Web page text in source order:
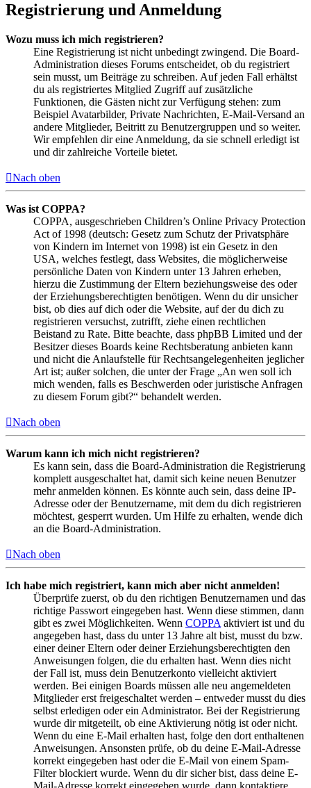
Registrierung und Anmeldung
Wozu muss ich mich registrieren?
Eine Registrierung ist nicht unbedingt zwingend. Die Board-
Administration dieses Forums entscheidet, ob du registriert
sein musst, um Beiträge zu schreiben. Auf jeden Fall erhältst
du als registriertes Mitglied Zugriff auf zusätzliche
Funktionen, die Gästen nicht zur Verfügung stehen: zum
Beispiel Avatarbilder, Private Nachrichten, E-Mail-Versand an
andere Mitglieder, Beitritt zu Benutzergruppen und so weiter.
Wir empfehlen dir eine Anmeldung, da sie schnell erledigt ist
und dir zahlreiche Vorteile bietet.
Nach oben
Was ist COPPA?
COPPA, ausgeschrieben Children’s Online Privacy Protection
Act of 1998 (deutsch: Gesetz zum Schutz der Privatsphäre
von Kindern im Internet von 1998) ist ein Gesetz in den
USA, welches festlegt, dass Websites, die möglicherweise
persönliche Daten von Kindern unter 13 Jahren erheben,
hierzu die Zustimmung der Eltern beziehungsweise des oder
der Erziehungsberechtigten benötigen. Wenn du dir unsicher
bist, ob dies auf dich oder die Website, auf der du dich zu
registrieren versuchst, zutrifft, ziehe einen rechtlichen
Beistand zu Rate. Bitte beachte, dass phpBB Limited und der
Besitzer dieses Boards keine Rechtsberatung anbieten kann
und nicht die Anlaufstelle für Rechtsangelegenheiten jeglicher
Art ist; außer solchen, die unter der Frage „An wen soll ich
mich wenden, falls es Beschwerden oder juristische Anfragen
zu diesem Forum gibt?“ behandelt werden.
Nach oben
Warum kann ich mich nicht registrieren?
Es kann sein, dass die Board-Administration die Registrierung
komplett ausgeschaltet hat, damit sich keine neuen Benutzer
mehr anmelden können. Es könnte auch sein, dass deine IP-
Adresse oder der Benutzername, mit dem du dich registrieren
möchtest, gesperrt wurden. Um Hilfe zu erhalten, wende dich
an die Board-Administration.
Nach oben
Ich habe mich registriert, kann mich aber nicht anmelden!
Überprüfe zuerst, ob du den richtigen Benutzernamen und das
richtige Passwort eingegeben hast. Wenn diese stimmen, dann
gibt es zwei Möglichkeiten. Wenn COPPA aktiviert ist und du
angegeben hast, dass du unter 13 Jahre alt bist, musst du bzw.
einer deiner Eltern oder deiner Erziehungsberechtigten den
Anweisungen folgen, die du erhalten hast. Wenn dies nicht
der Fall ist, muss dein Benutzerkonto vielleicht aktiviert
werden. Bei einigen Boards müssen alle neu angemeldeten
Mitglieder erst freigeschaltet werden – entweder musst du dies
selbst erledigen oder ein Administrator. Bei der Registrierung
wurde dir mitgeteilt, ob eine Aktivierung nötig ist oder nicht.
Wenn du eine E-Mail erhalten hast, folge den dort enthaltenen
Anweisungen. Ansonsten prüfe, ob du deine E-Mail-Adresse
korrekt eingegeben hast oder die E-Mail von einem Spam-
Filter blockiert wurde. Wenn du dir sicher bist, dass deine E-
Mail-Adresse korrekt eingegeben wurde, dann kontaktiere